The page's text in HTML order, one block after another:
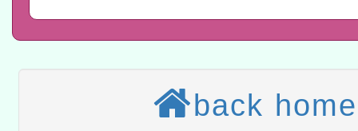
本校115學年度第2次代理
本館辦理115年度閱讀磐
back home